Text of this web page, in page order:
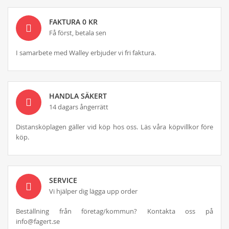
FAKTURA 0 KR
Få först, betala sen
I samarbete med Walley erbjuder vi fri faktura.
HANDLA SÄKERT
14 dagars ångerrätt
Distansköplagen gäller vid köp hos oss. Läs våra köpvillkor före
köp.
SERVICE
Vi hjälper dig lägga upp order
Beställning från företag/kommun? Kontakta oss på
info@fagert.se